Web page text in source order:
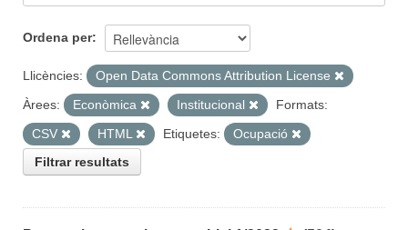
Ordena per
Llicències:
Open Data Commons Attribution License
Àrees:
Econòmica Institucional
Formats:
CSV
HTML Etiquetes:
Ocupació
Filtrar resultats